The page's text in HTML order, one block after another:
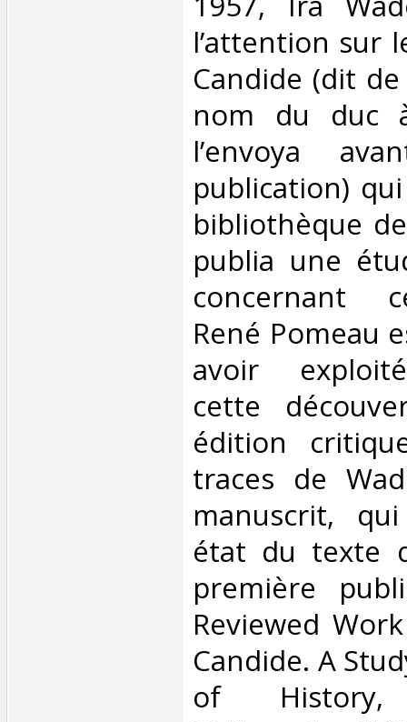
l’attention sur
Candide (dit
nom du duc
l’envoya
publication)
bibliothèque
publia une
concernant
René Pomeau
avoir
cette
édition
traces de
manuscrit,
état du texte
première
Reviewed
Candide. A
of